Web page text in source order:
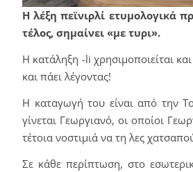
Η λέξη πεϊνιρλί ετυμολογικά
τέλος, σημαίνει «με τυρι».
Η κατάληξη -li χρησιμοποιείται
και πάει λέγοντας!
Η καταγωγή του είναι από την
γίνεται Γεωργιανό, οι οποίοι
τέτοια νοστιμιά να τη λες
Σε κάθε περίπτωση, στο